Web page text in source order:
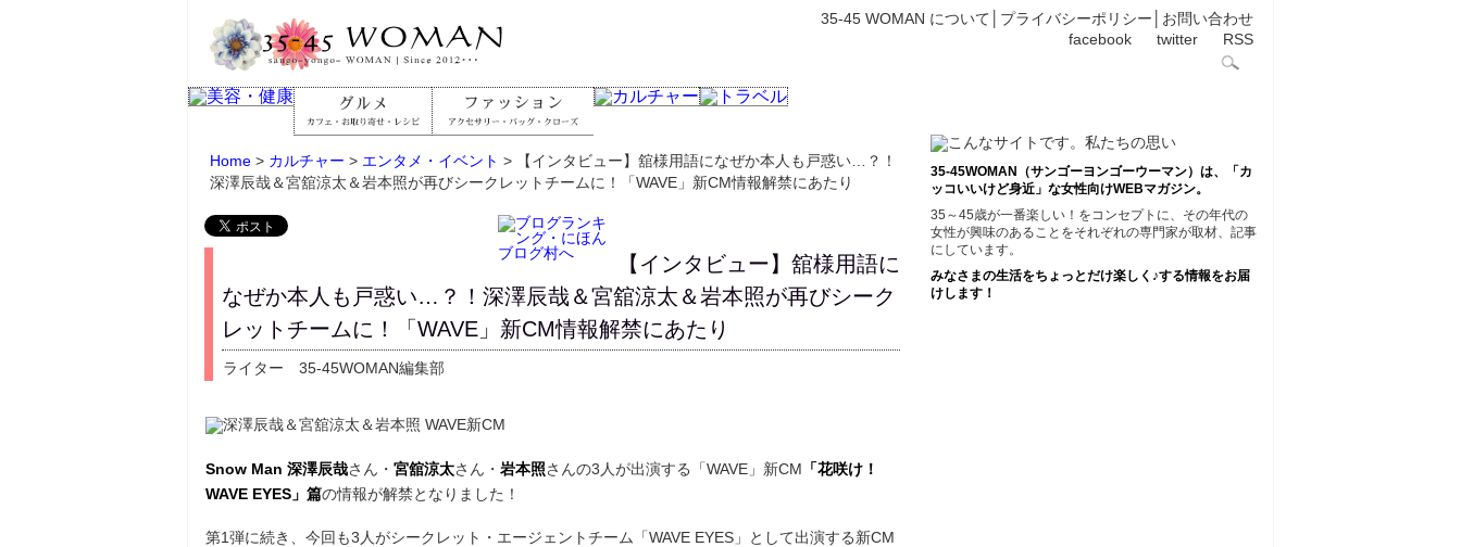
35-45 WOMAN について プライバシーポリシー
お問い合わせ
facebook
twitter RSS
Home > カルチャー > エンタメ・イベント > 【インタビュー】舘様用語になぜか本人も戸惑い…？！
深澤辰哉＆宮舘涼太＆岩本照が再びシークレットチームに！「WAVE」新CM情報解禁にあたり
【インタビュー】舘様用語に
なぜか本人も戸惑い…？！深澤辰哉＆宮舘涼太＆岩本照が再びシーク
レットチームに！「WAVE」新CM情報解禁にあたり
ライター 35-45WOMAN編集部
Snow Man 深澤辰哉さん・ 宮舘涼太さん・ 岩本照さんの3人が出演する「WAVE」新CM 「花咲け！
WAVE EYES」篇の情報が解禁となりました！
第1弾に続き、今回も3人がシークレット・エージェントチーム「WAVE EYES」として出演する新CM
35-45WOMAN（サンゴーヨンゴーウーマン）は、「カ
ッコいいけど身近」な女性向けWEBマガジン。
35～45歳が一番楽しい！をコンセプトに、その年代の
女性が興味のあることをそれぞれの専門家が取材、記事
にしています。
みなさまの生活をちょっとだけ楽しく♪する情報をお届
けします！